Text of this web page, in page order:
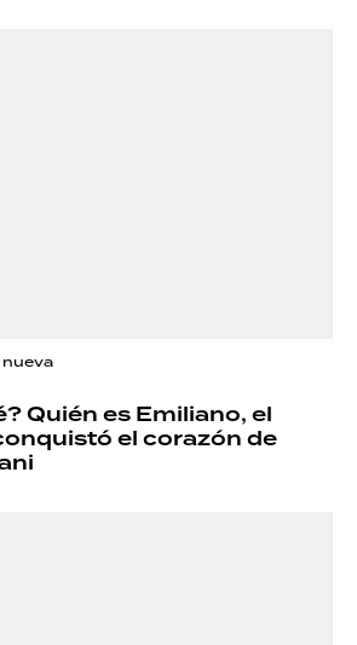
Quién es Emiliano, el
el corazón de